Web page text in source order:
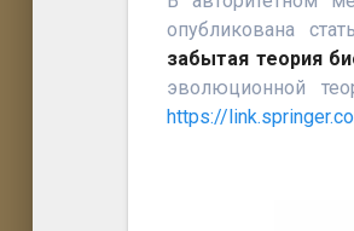
опубликована
забытая теория
эволюционной
https://